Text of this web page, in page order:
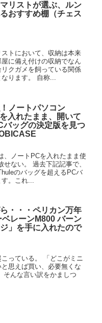
リストが選ぶ、ルン
おすすめ棚（チェス
トにおいて、収納は本来
に備え付けの収納でなん
クガメを飼っている関係
ります。 自称...
ノートパソコン
を入れたまま、開いて
バッグの決定版を見つ
、ノートPCを入れたまま使
ない。 過去下記記事で、
のバッグを超えるPCバ
。これ...
・・・ペリカン万年
レーンM800 バーン
ジ」を手に入れたので
っている。 「どこがミニ
思えば買い、必要無くな
そんな言い訳をかましつ